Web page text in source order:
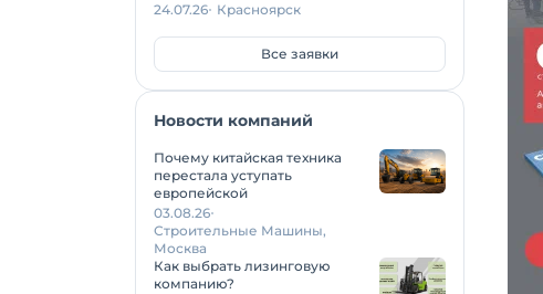
24.07.26 Красноярск
Все заявки
Новости компаний
Почему китайская техника
перестала уступать
европейской
03.08.26
Строительные Машины,
Москва
Как выбрать лизинговую
компанию?